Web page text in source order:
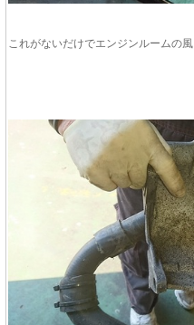
これがないだけでエンジンルームの